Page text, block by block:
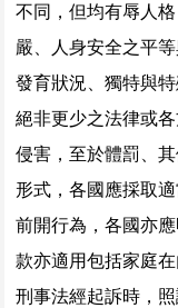
不同，但均有辱人
嚴、人身安全之平
發育狀況、獨特與
絕非更少之法律或
侵害，至於體罰、
形式，各國應採取
前開行為，各國亦
款亦適用包括家庭
刑事法經起訴時，